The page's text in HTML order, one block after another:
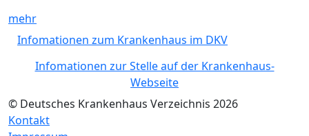
mehr
Infomationen zum Krankenhaus im DKV
Infomationen zur Stelle auf der Krankenhaus-
Webseite
© Deutsches Krankenhaus Verzeichnis 2026
Kontakt